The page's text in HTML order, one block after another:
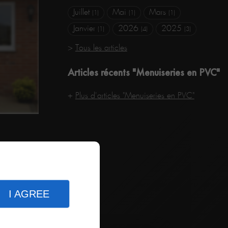
I AGREE
Juillet (1) Mai (1) Mars (1)
Janvier (1) 2026 (4) 2025 (3)
Tous les articles
Articles récents "Menuiseries en PVC"
Plus d'articles "Menuiseries en PVC"